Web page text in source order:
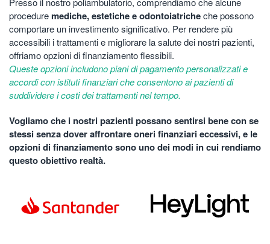
proceduremediche, estetiche e odontoiatricheche possono
comportare un investimento significativo. Per rendere più
accessibili i trattamenti e migliorare la salute dei nostri pazienti,
offriamo opzioni di finanziamento flessibili.
Queste opzioni includono piani di pagamento personalizzati e
accordi con istituti finanziari che consentono ai pazienti di
suddividere i costi dei trattamenti nel tempo.
Vogliamo che i nostri pazienti possano sentirsi bene con se
stessi senza dover affrontare oneri finanziari eccessivi, e le
opzioni di finanziamento sono uno dei modi in cui rendiamo
questo obiettivo realtà.